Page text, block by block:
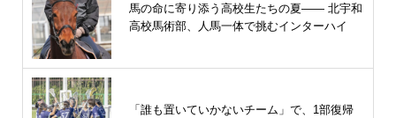
馬の命に寄り添う高校生たちの夏—— 北宇和
高校馬術部、人馬一体で挑むインターハイ
「誰も置いていかないチーム」で、1部復帰